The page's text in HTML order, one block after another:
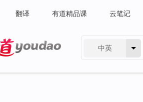
翻译 有道精品课 云笔记
中英